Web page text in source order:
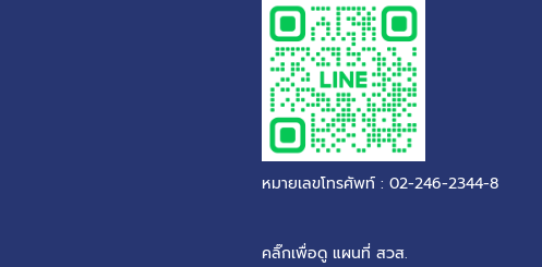
หมายเลขโทรศัพท์ : 02-246-2344-8
คลิ๊กเพื่อดู แผนที่ สวส.